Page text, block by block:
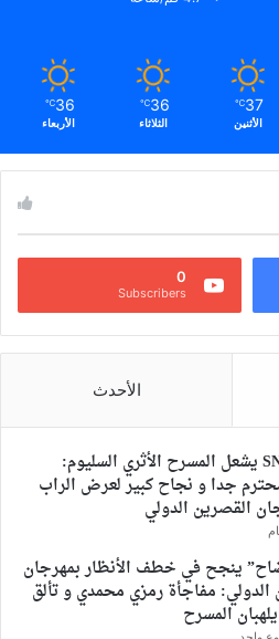
37
℃
الأثنين
36
℃
الثلاثاء
36
℃
الأربعاء
0
Subscribers
الأحدث
سيف SNA يشعل المسرح الأثري السليوم:
جدا و نجاح كبير لعرض الراب
القصرين الدولي
ينجح في خطف الأنظار بمهرجان
الدولي: مفاجأة رمزي محمدي و تألق
المسرح